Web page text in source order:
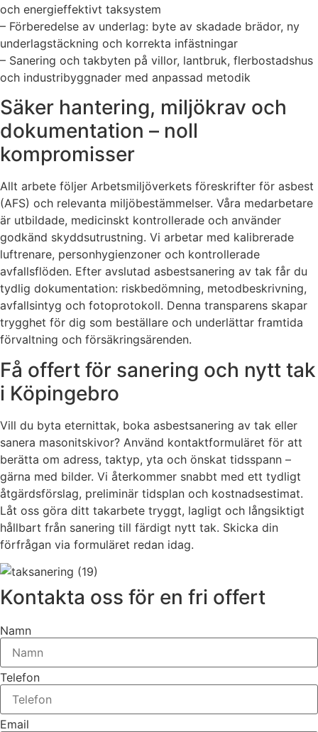
och energieffektivt taksystem
– Förberedelse av underlag: byte av skadade brädor, ny
underlagstäckning och korrekta infästningar
– Sanering och takbyten på villor, lantbruk, flerbostadshus
och industribyggnader med anpassad metodik
Säker hantering, miljökrav och
dokumentation – noll
kompromisser
Allt arbete följer Arbetsmiljöverkets föreskrifter för asbest
(AFS) och relevanta miljöbestämmelser. Våra medarbetare
är utbildade, medicinskt kontrollerade och använder
godkänd skyddsutrustning. Vi arbetar med kalibrerade
luftrenare, personhygienzoner och kontrollerade
avfallsflöden. Efter avslutad asbestsanering av tak får du
tydlig dokumentation: riskbedömning, metodbeskrivning,
avfallsintyg och fotoprotokoll. Denna transparens skapar
trygghet för dig som beställare och underlättar framtida
förvaltning och försäkringsärenden.
Få offert för sanering och nytt tak
i Köpingebro
Vill du byta eternittak, boka asbestsanering av tak eller
sanera masonitskivor? Använd kontaktformuläret för att
berätta om adress, taktyp, yta och önskat tidsspann –
gärna med bilder. Vi återkommer snabbt med ett tydligt
åtgärdsförslag, preliminär tidsplan och kostnadsestimat.
Låt oss göra ditt takarbete tryggt, lagligt och långsiktigt
hållbart från sanering till färdigt nytt tak. Skicka din
förfrågan via formuläret redan idag.
Kontakta oss för en fri offert
Namn
Telefon
Email